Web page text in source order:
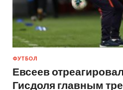
ФУТБОЛ
Евсеев
Гисдоля главным